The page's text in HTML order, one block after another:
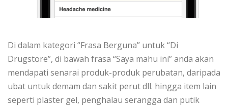
Di dalam kategori “Frasa Berguna” untuk “Di
Drugstore”, di bawah frasa “Saya mahu ini” anda akan
mendapati senarai produk-produk perubatan, daripada
ubat untuk demam dan sakit perut dll. hingga item lain
seperti plaster gel, penghalau serangga dan putik